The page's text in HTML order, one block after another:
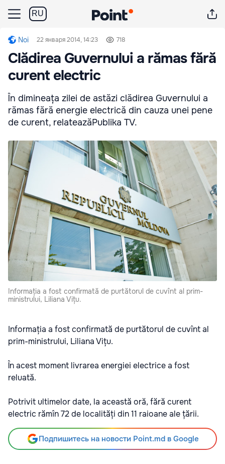
RU
Noi 22 января 2014, 14:23 718
Clădirea Guvernului a rămas fără
curent electric
În dimineața zilei de astăzi clădirea Guvernului a
rămas fără energie electrică din cauza unei pene
de curent, relateazăPublika TV.
Informația a fost confirmată de purtătorul de cuvînt al prim-
ministrului, Liliana Vițu.
Informația a fost confirmată de purtătorul de cuvînt al
prim-ministrului, Liliana Vițu.
În acest moment livrarea energiei electrice a fost
reluată.
Potrivit ultimelor date, la această oră, fără curent
electric rămîn 72 de localități din 11 raioane ale țării.
Подпишитесь на новости Point.md в Google